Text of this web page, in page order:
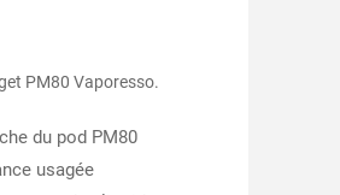
PM80 Vaporesso.
du pod PM80
usagée